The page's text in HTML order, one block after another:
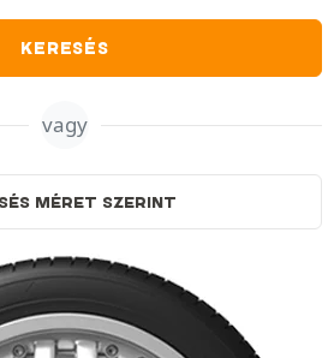
KERESÉS
vagy
MÉRET SZERINT